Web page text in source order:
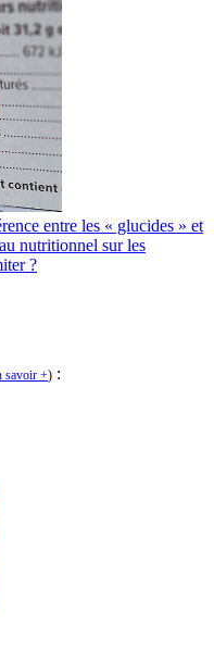
entre les « glucides » et
nutritionnel sur les
?
savoir +) :